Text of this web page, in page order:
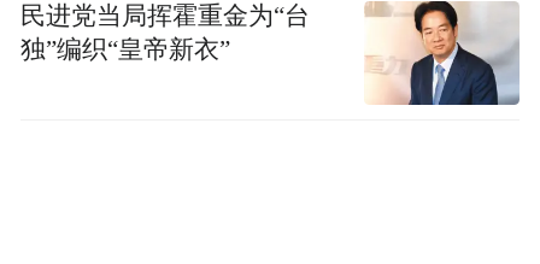
民进党当局挥霍重金为“台
独”编织“皇帝新衣”